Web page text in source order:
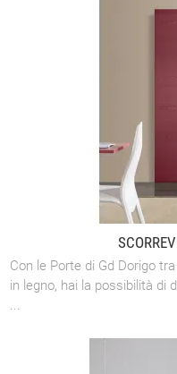
Con le Porte di Gd Dorigo
in legno, hai la possibilità di
...